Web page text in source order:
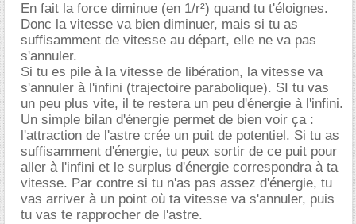
En fait la force diminue (en 1/r²) quand tu t'éloignes.
Donc la vitesse va bien diminuer, mais si tu as
suffisamment de vitesse au départ, elle ne va pas
s'annuler.
Si tu es pile à la vitesse de libération, la vitesse va
s'annuler à l'infini (trajectoire parabolique). SI tu vas
un peu plus vite, il te restera un peu d'énergie à l'infini.
Un simple bilan d'énergie permet de bien voir ça :
l'attraction de l'astre crée un puit de potentiel. Si tu as
suffisamment d'énergie, tu peux sortir de ce puit pour
aller à l'infini et le surplus d'énergie correspondra à ta
vitesse. Par contre si tu n'as pas assez d'énergie, tu
vas arriver à un point où ta vitesse va s'annuler, puis
tu vas te rapprocher de l'astre.